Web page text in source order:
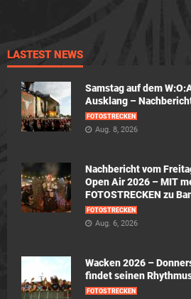
LASTEST NEWS
Samstag auf dem
Ausklang –
FOTOSTRECKEN
Aug. 8, 2026
Nachbericht vom
Open Air 2026 – MIT
FOTOSTRECKEN zu
FOTOSTRECKEN
Aug. 6, 2026
Wacken 2026 –
findet seinen
FOTOSTRECKEN